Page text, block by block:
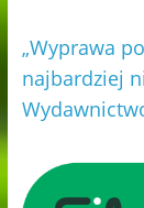
„Wyprawa
najbardziej